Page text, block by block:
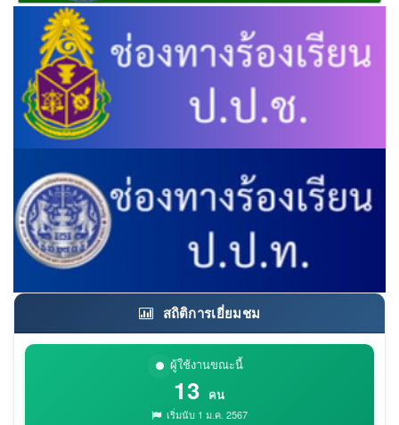
สถิติการเยี่ยมชม
ผู้ใช้งานขณะนี้
13 คน
เริ่มนับ 1 ม.ค. 2567